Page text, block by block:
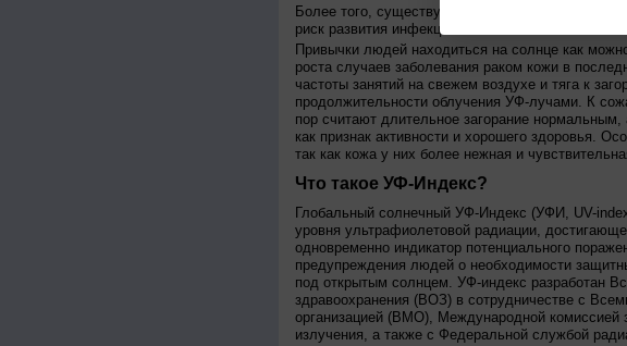
Более того, существуют предположения, что УФ-
риск развития инфекционных заболеваний и
Привычки людей находиться на солнце как
роста случаев заболевания раком кожи в
частоты занятий на свежем воздухе и тяга к
продолжительности облучения УФ-лучами. К
пор считают длительное загорание нормальным,
как признак активности и хорошего здоровья.
так как кожа у них более нежная и
Что такое УФ-Индекс?
Глобальный солнечный УФ-Индекс (УФИ, UV-
уровня ультрафиолетовой радиации,
одновременно индикатор потенциального
предупреждения людей о необходимости
под открытым солнцем. УФ-индекс разработан
здравоохранения (ВОЗ) в сотрудничестве с
организацией (ВМО), Международной комиссией
излучения, а также с Федеральной службой